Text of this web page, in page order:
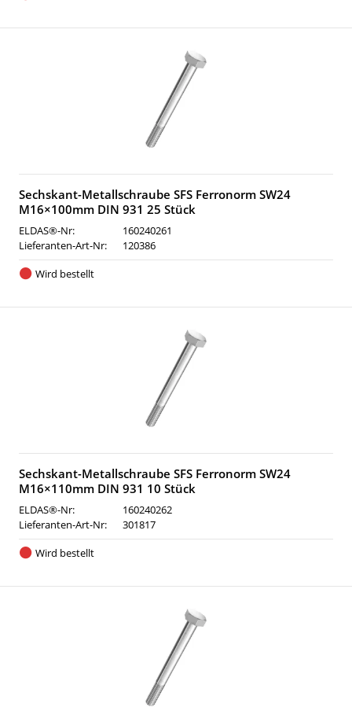
Sechskant-Metallschraube SFS Ferronorm SW24
M16×100mm DIN 931 25 Stück
ELDAS®-Nr:
160240261
Lieferanten-Art-Nr:
120386
Wird bestellt
Sechskant-Metallschraube SFS Ferronorm SW24
M16×110mm DIN 931 10 Stück
ELDAS®-Nr:
160240262
Lieferanten-Art-Nr:
301817
Wird bestellt